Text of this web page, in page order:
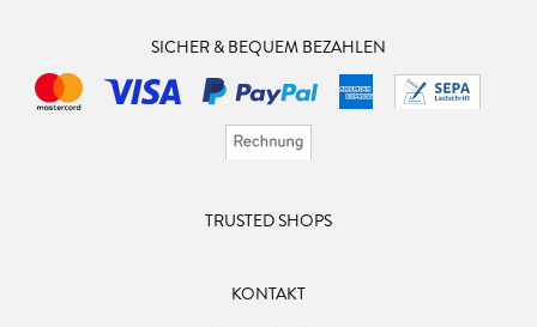
SICHER & BEQUEM BEZAHLEN
TRUSTED SHOPS
KONTAKT